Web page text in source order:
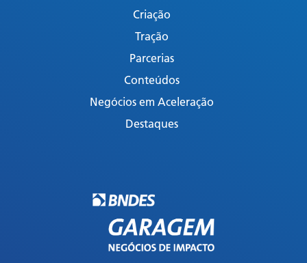
Criação
Tração
Parcerias
Conteúdos
Negócios em Aceleração
Destaques